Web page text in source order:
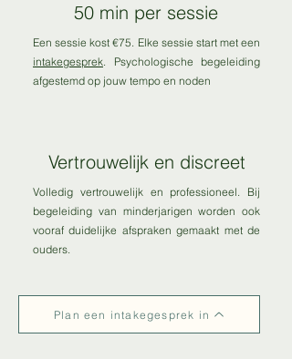
50 min per sessie
Een sessie kost €75. Elke sessie start met een
intakegesprek. Psychologische begeleiding
afgestemd op jouw tempo en noden
Vertrouwelijk en discreet
Volledig vertrouwelijk en professioneel. Bij
begeleiding van minderjarigen worden ook
vooraf duidelijke afspraken gemaakt met de
ouders.
Plan een intakegesprek in